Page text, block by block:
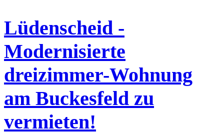
Lüdenscheid -
Modernisierte
dreizimmer-Wohnung
am Buckesfeld zu
vermieten!